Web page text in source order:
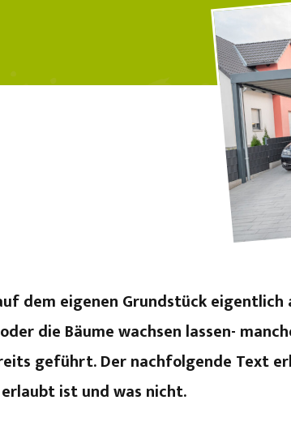
dem eigenen Grundstück
die Bäume wachsen lassen-
geführt. Der nachfolgende Text
ist und was nicht.